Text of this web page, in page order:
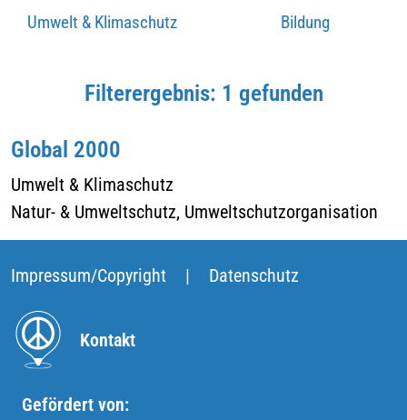
Umwelt & Klimaschutz Bildung
Filterergebnis: 1 gefunden
Global 2000
Umwelt & Klimaschutz
Natur- & Umweltschutz, Umweltschutzorganisation
Impressum/Copyright | Datenschutz
Kontakt
Gefördert von: